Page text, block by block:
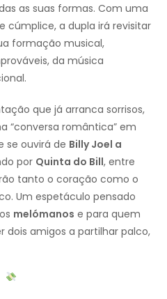
as suas formas. Com uma
cúmplice, a dupla irá revisitar
formação musical,
da música
que já arranca sorrisos,
“conversa romântica” em
se ouvirá de Billy Joel a
por Quinta do Bill, entre
tanto o coração como o
Um espetáculo pensado
melómanos e para quem
dois amigos a partilhar palco,